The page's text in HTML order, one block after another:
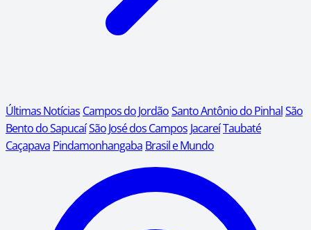
Últimas Notícias Campos do JordãoSanto Antônio do PinhalSão
Bento do SapucaíSão José dos Campos JacareíTaubaté
Caçapava Pindamonhangaba Brasil e Mundo